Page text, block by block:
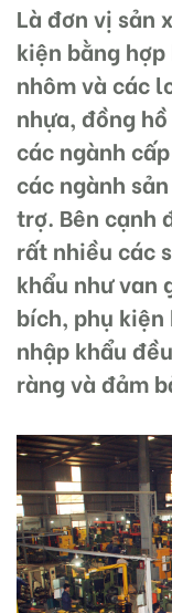
Là đơn vị sản
kiện bằng
nhôm và các
nhựa, đồng
các ngành
các ngành
trợ. Bên cạnh
rất nhiều các
khẩu như van
bích, phụ kiện
nhập khẩu
ràng và đảm